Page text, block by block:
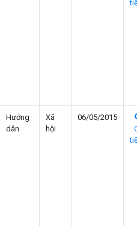
Hướng
dẫn
Xã
hội
06/05/2015